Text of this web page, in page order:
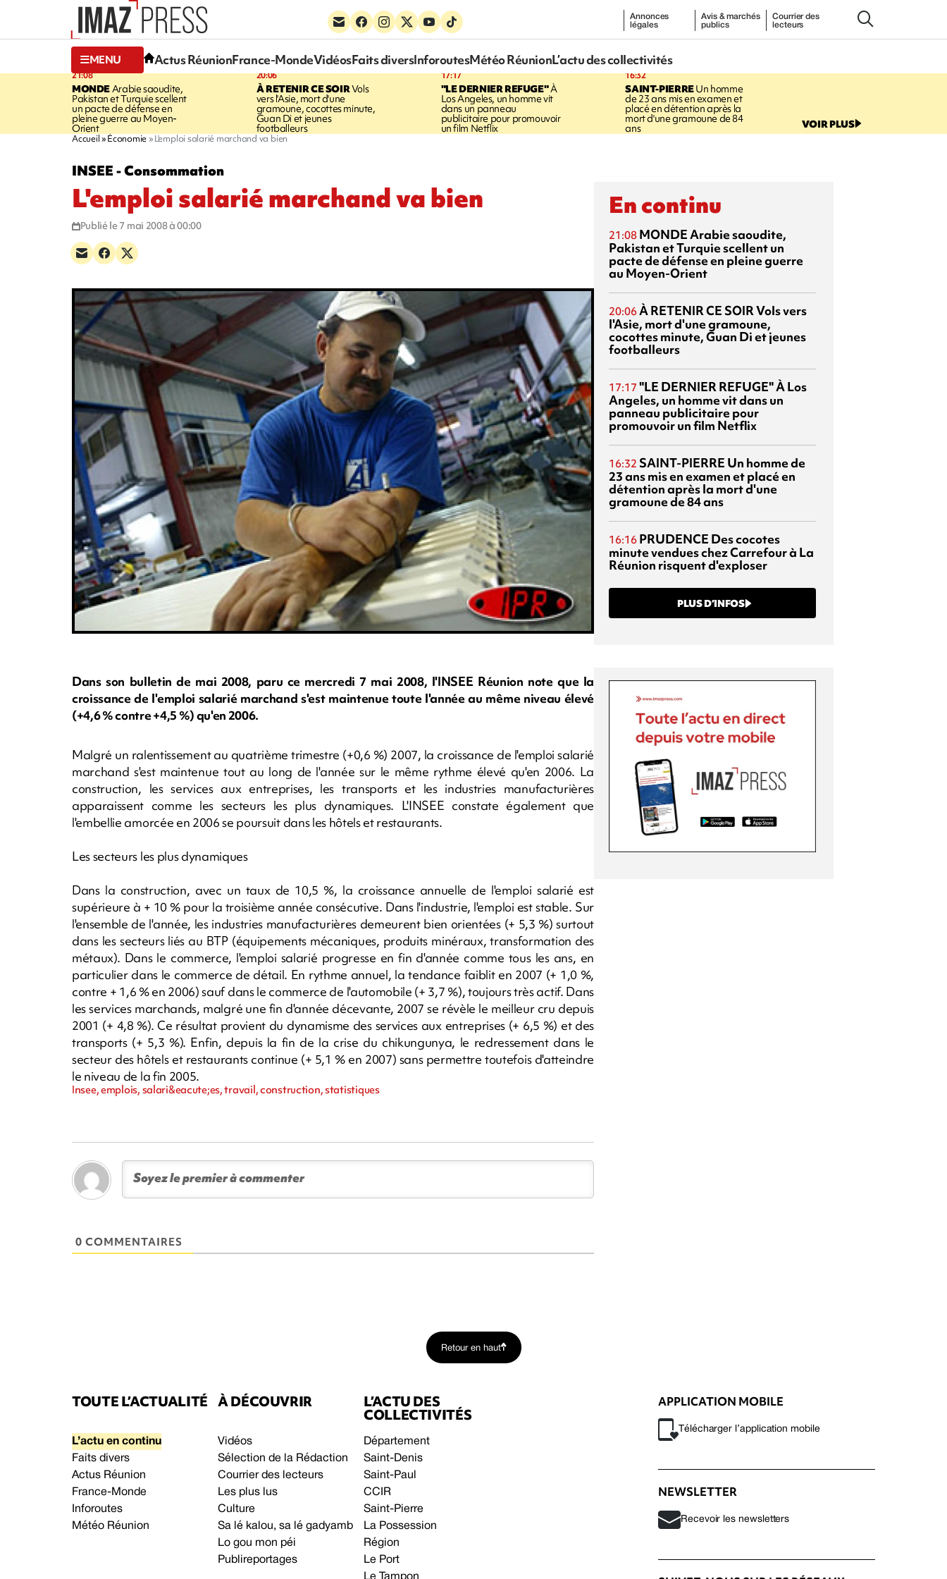
Annonces
légales
Avis & marchés
publics
Courrier des
lecteurs
MENU Actus RéunionFrance-MondeVidéosFaits diversInforoutesMétéo RéunionL’actu des collectivités
21:08
MONDE Arabie saoudite,
Pakistan et Turquie scellent
un pacte de défense en
pleine guerre au Moyen-
Orient
20:06
À RETENIR CE SOIRVols
vers l'Asie, mort d'une
gramoune, cocottes minute,
Guan Di et jeunes
footballeurs
17:17
"LE DERNIER REFUGE"À
Los Angeles, un homme vit
dans un panneau
publicitaire pour promouvoir
un film Netflix
16:32
SAINT-PIERREUn homme
de 23 ans mis en examen et
placé en détention après la
mort d'une gramoune de 84
ans VOIR PLUS
Accueil Économie L'emploi salarié marchand va bien
INSEE - Consommation
L'emploi salarié marchand va bien
Publié le 7 mai 2008 à 00:00
Dans son bulletin de mai 2008, paru ce mercredi 7 mai 2008, l'INSEE Réunion note que la
croissance de l'emploi salarié marchand s'est maintenue toute l'année au même niveau élevé
(+4,6 % contre +4,5 %) qu'en 2006.
Malgré un ralentissement au quatrième trimestre (+0,6 %) 2007, la croissance de l'emploi salarié
marchand s'est maintenue tout au long de l'année sur le même rythme élevé qu'en 2006. La
construction, les services aux entreprises, les transports et les industries manufacturières
apparaissent comme les secteurs les plus dynamiques. L'INSEE constate également que
l'embellie amorcée en 2006 se poursuit dans les hôtels et restaurants.
Les secteurs les plus dynamiques
Dans la construction, avec un taux de 10,5 %, la croissance annuelle de l'emploi salarié est
supérieure à + 10 % pour la troisième année consécutive. Dans l'industrie, l'emploi est stable. Sur
l'ensemble de l'année, les industries manufacturières demeurent bien orientées (+ 5,3 %) surtout
dans les secteurs liés au BTP (équipements mécaniques, produits minéraux, transformation des
métaux). Dans le commerce, l'emploi salarié progresse en fin d'année comme tous les ans, en
particulier dans le commerce de détail. En rythme annuel, la tendance faiblit en 2007 (+ 1,0 %,
contre + 1,6 % en 2006) sauf dans le commerce de l'automobile (+ 3,7 %), toujours très actif. Dans
les services marchands, malgré une fin d'année décevante, 2007 se révèle le meilleur cru depuis
2001 (+ 4,8 %). Ce résultat provient du dynamisme des services aux entreprises (+ 6,5 %) et des
transports (+ 5,3 %). Enfin, depuis la fin de la crise du chikungunya, le redressement dans le
secteur des hôtels et restaurants continue (+ 5,1 % en 2007) sans permettre toutefois d'atteindre
le niveau de la fin 2005.
Insee, emplois, salari&eacute;es, travail, construction, statistiques
0 COMMENTAIRES
En continu
21:08 MONDEArabie saoudite,
Pakistan et Turquie scellent un
pacte de défense en pleine guerre
au Moyen-Orient
20:06À RETENIR CE SOIRVols vers
l'Asie, mort d'une gramoune,
cocottes minute, Guan Di et jeunes
footballeurs
17:17 "LE DERNIER REFUGE"À Los
Angeles, un homme vit dans un
panneau publicitaire pour
promouvoir un film Netflix
16:32 SAINT-PIERRE Un homme de
23 ans mis en examen et placé en
détention après la mort d'une
gramoune de 84 ans
16:16 PRUDENCE Des cocotes
minute vendues chez Carrefour à La
Réunion risquent d'exploser
PLUS D’INFOS
Retour en haut
TOUTE L’ACTUALITÉ
L’actu en continu
Faits divers
Actus Réunion
France-Monde
Inforoutes
Météo Réunion
À DÉCOUVRIR
Vidéos
Sélection de la Rédaction
Courrier des lecteurs
Les plus lus
Culture
Sa lé kalou, sa lé gadyamb
Lo gou mon péi
Publireportages
L’ACTU DES
COLLECTIVITÉS
Département
Saint-Denis
Saint-Paul
CCIR
Saint-Pierre
La Possession
Région
Le Port
Le Tampon
APPLICATION MOBILE
Télécharger l’application mobile
NEWSLETTER
Recevoir les newsletters